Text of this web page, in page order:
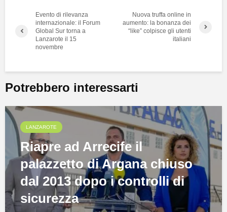
Evento di rilevanza
internazionale: il Forum
Global Sur torna a
Lanzarote il 15
novembre
Nuova truffa online in
aumento: la bonanza dei
“like” colpisce gli utenti
italiani
Potrebbero interessarti
LANZAROTE
Riapre ad Arrecife il
palazzetto di Argana chiuso
dal 2013 dopo i controlli di
sicurezza